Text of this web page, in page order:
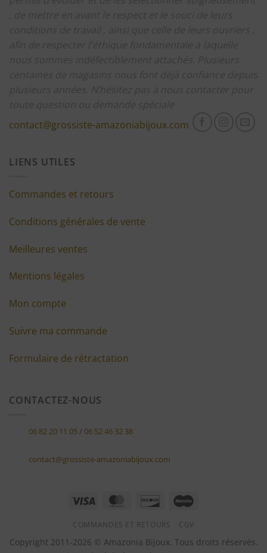
contact@grossiste-amazoniabijoux.com
LIENS UTILES
Commandes et retours
Conditions générales de vente
Meilleures ventes
Mentions légales
Mon compte
Suivre ma commande
Formulaire de rétractation
CONTACTEZ-NOUS
06 82 20 11 05/ 06 52 46 32 38
contact@grossiste-amazoniabijoux.com
Visa MasterCardDiscover
COMMANDES ET RETOURS CGV
Copyright 2011-2026 © Amazonia Bijoux. Tous droits réservés.